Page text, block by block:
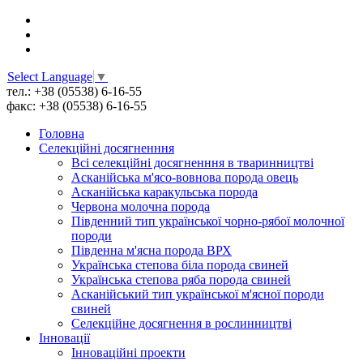
Select Language ▼
тел.: +38 (05538) 6-16-55
факс: +38 (05538) 6-16-55
Головна
Селекційні досягненння
Всі cелекційні досягненння в тваринництві
Асканійська м'ясо-вовнова порода овець
Асканійська каракульська порода
Червона молочна порода
Південний тип української чорно-рябої молочної
породи
Південна м'ясна порода ВРХ
Українська степова біла порода свиней
Українська степова ряба порода свиней
Асканійський тип української м'ясної породи
свиней
Селекційне досягнення в рослинництві
Інновації
Інноваційні проекти